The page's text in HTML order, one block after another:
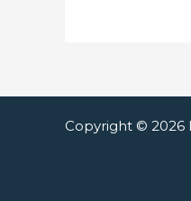
Copyright © 2026